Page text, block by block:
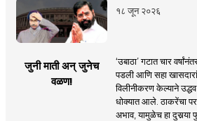
१८ जून २०२६
जुनी माती अन् जुनेच
वळण!
‘उबाठा’ गटात चार
पडली आणि सहा
विलीनीकरण केल्याने
धोक्यात आले. ठाकरेंचा
अभाव, यामुळेच हा दुसर्‍या